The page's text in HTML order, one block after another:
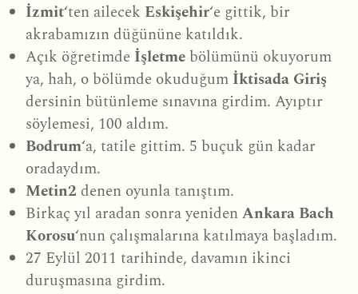
İzmit‘ten ailecek Eskişehir‘e gittik, bir
akrabamızın düğününe katıldık.
Açık öğretimde İşletme bölümünü okuyorum
ya, hah, o bölümde okuduğum İktisada Giriş
dersinin bütünleme sınavına girdim. Ayıptır
söylemesi, 100 aldım.
Bodrum‘a, tatile gittim. 5 buçuk gün kadar
oradaydım.
Metin2 denen oyunla tanıştım.
Birkaç yıl aradan sonra yeniden Ankara Bach
Korosu‘nun çalışmalarına katılmaya başladım.
27 Eylül 2011 tarihinde, davamın ikinci
duruşmasına girdim.